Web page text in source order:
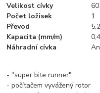
Velikost cívky
Počet ložisek
1
Převod
Kapacita (mm/m)
Náhradní cívka
- "super bite runner"
- počítačem vyvážený rotor